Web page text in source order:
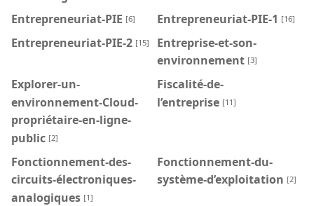
Entrepreneuriat-PIE [6] Entrepreneuriat-PIE-1 [16]
Entrepreneuriat-PIE-2 [15]
Entreprise-et-son-
environnement [3]
Explorer-un-
environnement-Cloud-
propriétaire-en-ligne-
public [2]
Fiscalité-de-
l’entreprise [11]
Fonctionnement-des-
circuits-électroniques-
analogiques [1]
Fonctionnement-du-
système-d’exploitation [2]